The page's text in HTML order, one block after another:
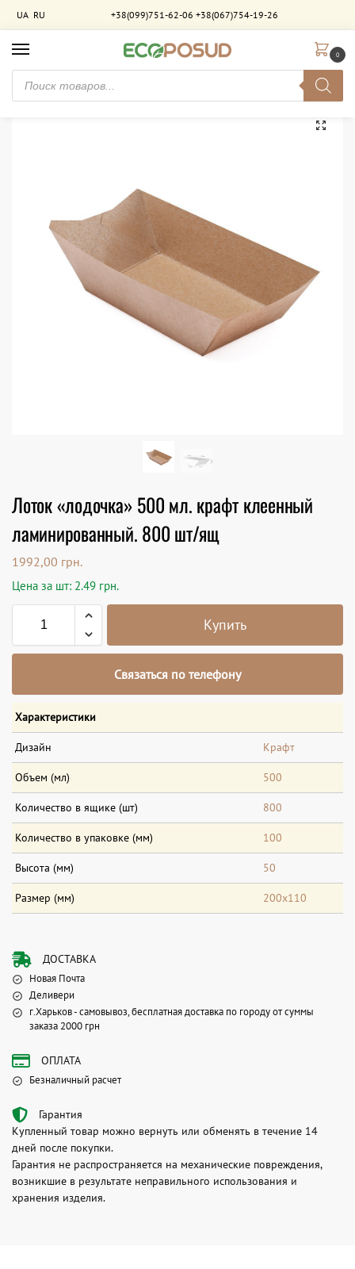
UA RU +38(099)751-62-06 +38(067)754-19-26
0
Главная / Упаковка для фастфуда Лоток «лодочка» 500 мл. крафт клеенный ламинированный. 800 шт/ящ
Лоток «лодочка» 500 мл. крафт клеенный
ламинированный. 800 шт/ящ
1992,00 грн.
Цена за шт: 2.49 грн.
Купить
Связаться по телефону
Характеристики
Дизайн Крафт
Объем (мл) 500
Количество в ящике (шт) 800
Количество в упаковке (мм) 100
Высота (мм) 50
Размер (мм) 200х110
ДОСТАВКА
Новая Почта
Деливери
г.Харьков - самовывоз, бесплатная доставка по городу от суммы
заказа 2000 грн
ОПЛАТА
Безналичный расчет
Гарантия
Купленный товар можно вернуть или обменять в течение 14
дней после покупки.
Гарантия не распространяется на механические повреждения,
возникшие в результате неправильного использования и
хранения изделия.